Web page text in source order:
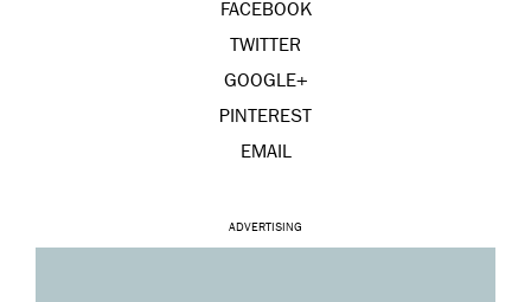
FACEBOOK
TWITTER
GOOGLE+
PINTEREST
EMAIL
ADVERTISING